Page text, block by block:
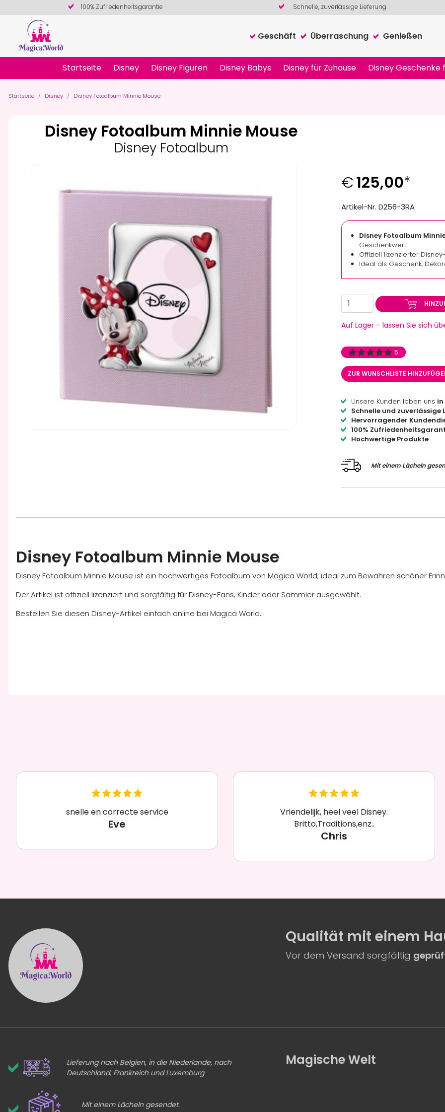
100% Zufriedenheitsgarantie Schnelle, zuverlässige Lieferung
Geschäft Überraschung Genießen
Startseite Disney Disney Figuren Disney Babys Disney für Zuhause Disney Geschenke
Startseite Disney Disney Fotoalbum Minnie Mouse
Disney Fotoalbum Minnie Mouse
Disney Fotoalbum
€125,00*
Artikel-Nr. D256-3RA
Disney Fotoalbum
Geschenkwert.
Offiziell lizenzierter
Ideal als Geschenk,
Auf Lager – lassen Sie sich
5
ZUR WUNSCHLISTE
Unsere Kunden loben uns
Schnelle und zuverlässige
Hervorragender
100%
Hochwertige Produkte
Mit einem Lächeln
Disney Fotoalbum Minnie Mouse
Disney Fotoalbum Minnie Mouse ist ein hochwertiges Fotoalbum von Magica World, ideal zum Bewahren schöner
Der Artikel ist offiziell lizenziert und sorgfältig für Disney-Fans, Kinder oder Sammler ausgewählt.
Bestellen Sie diesen Disney-Artikel einfach online bei Magica World.
snelle en correcte service
Eve
Vriendelijk, heel veel Disney.
Britto,Traditions,enz..
Chris
Qualität mit einem
Vor dem Versand sorgfältig
Lieferung nach Belgien, in die Niederlande, nach
Deutschland, Frankreich und Luxemburg
Mit einem Lächeln gesendet.
Magische Welt